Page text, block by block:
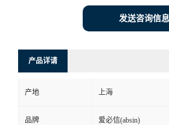
发送咨询信息
产品详请
产地 上海
品牌 爱必信(absin)